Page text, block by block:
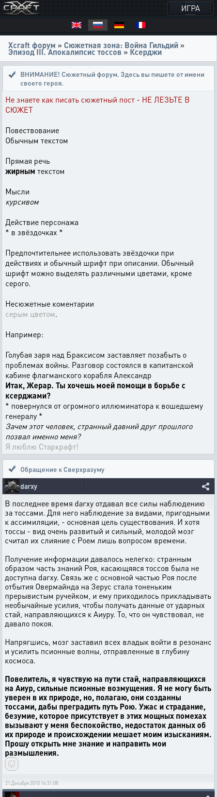
ИГРА
Xcraft форум » Сюжетная зона: Война Гильдий »
Эпизод III. Апокалипсис тоссов » Ксерджи
ВНИМАНИЕ! Сюжетный форум. Здесь вы пишете от имени
своего героя.
Не знаете как писать сюжетный пост - НЕ ЛЕЗЬТЕ В
СЮЖЕТ
Повествование
Обычным текстом
Прямая речь
жирным текстом
Мысли
курсивом
Действие персонажа
* в звёздочках *
Предпочтительнее использовать звёздочки при
действиях и обычный шрифт при описании. Обычный
шрифт можно выделять различными цветами, кроме
серого.
Несюжетные коментарии
серым цветом.
Например:
Голубая заря над Браксисом заставляет позабыть о
проблемах войны. Разговор состоялся в капитанской
кабине флагманского корабля Александр
Итак, Жерар. Ты хочешь моей помощи в борьбе с
ксерджами?
* повернулся от огромного иллюминатора к вошедшему
генералу *
Зачем этот человек, странный давний друг прошлого
позвал именно меня?
Я люблю Старкрафт!
Обращение к Сверхразуму
darxy
В последнее время darxy отдавал все силы наблюдению
за тоссами. Для него наблюдение за видами, пригодными
к ассимиляции, - основная цель существования. И хотя
тоссы - вид очень развитый и сильный, молодой мозг
считал их слияние с Роем лишь вопросом времени.
Получение информации давалось нелегко: странным
образом часть знаний Роя, касающяяся тоссов была не
доступна darxy. Связь же с основной частью Роя после
отбытия Овермайнда на Зерус стала тоненьким
прерывистым ручейком, и ему приходилось прикладывать
необычайные усилия, чтобы получать данные от ударных
стай, направляющихся к Аиуру. То, что он чувствовал, не
давало покоя.
Напрягшись, мозг заставил всех владык войти в резонанс
и усилить псионные волны, отправленные в глубину
космоса.
Повелитель, я чувствую на пути стай, направляющихся
на Аиур, сильные псионные возмущения. Я не могу быть
уверен в их природе, но, полагаю, они созданны
тоссами, дабы преградить путь Рою. Ужас и страдание,
безумие, которое присутствует в этих мощных помехах
вызывают у меня беспокойство, недостаток данных об
их природе и происхождении мешает моим изысканиям.
Прошу открыть мне знание и направить мои
размышления.
21 Декабря 2010 16:31:08